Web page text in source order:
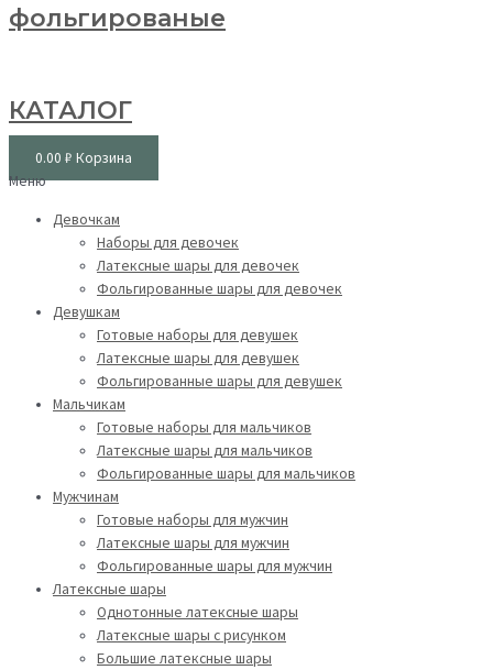
фольгированые
КАТАЛОГ
0.00 ₽ Корзина
Меню
Девочкам
Наборы для девочек
Латексные шары для девочек
Фольгированные шары для девочек
Девушкам
Готовые наборы для девушек
Латексные шары для девушек
Фольгированные шары для девушек
Мальчикам
Готовые наборы для мальчиков
Латексные шары для мальчиков
Фольгированные шары для мальчиков
Мужчинам
Готовые наборы для мужчин
Латексные шары для мужчин
Фольгированные шары для мужчин
Латексные шары
Однотонные латексные шары
Латексные шары с рисунком
Большие латексные шары